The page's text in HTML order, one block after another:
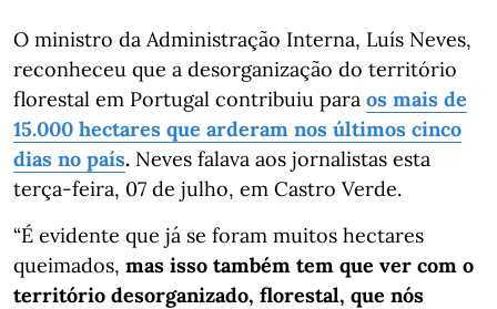
O ministro da Administração Interna, Luís Neves,
reconheceu que a desorganização do território
florestal em Portugal contribuiu para os mais de
15.000 hectares que arderam nos últimos cinco
dias no país. Neves falava aos jornalistas esta
terça-feira, 07 de julho, em Castro Verde.
“É evidente que já se foram muitos hectares
queimados, mas isso também tem que ver com o
território desorganizado, florestal, que nós